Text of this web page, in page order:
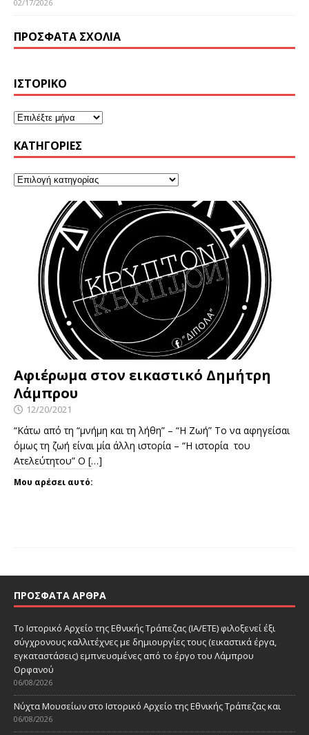
02/17/2026
ΠΡΌΣΦΑΤΑ ΣΧΌΛΙΑ
ΙΣΤΟΡΙΚΌ
KΑΤΗΓΟΡΊΕΣ
Αφιέρωμα στον εικαστικό Δημήτρη
Λάμπρου
12/20/2021
“Κάτω από τη “μνήμη και τη λήθη” – “Η Ζωή” Το να αφηγείσαι
όμως τη ζωή είναι μία άλλη ιστορία – “Η ιστορία του
Ατελεύτητου” Ο […]
Μου αρέσει αυτό:
ΠΡΌΣΦΑΤΑ ΆΡΘΡΑ
Το Ιστορικό Αρχείο της Εθνικής Τράπεζας (ΙΑ/ΕΤΕ) φιλοξενεί έξι
σύγχρονους καλλιτέχνες με δημιουργίες τους (εικαστικά έργα,
εγκαταστάσεις) εμπνευσμένες από το έργο του Λάμπρου
Ορφανού
06/08/2026
Νύχτα Μουσείων στο Ιστορικό Αρχείο της Εθνικής Τράπεζας και
06/08/2026